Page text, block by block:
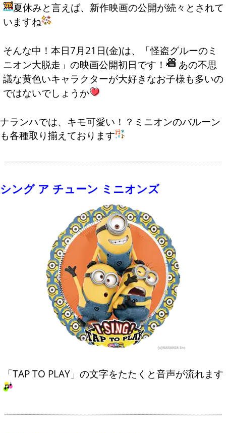
夏休みと言えば、新作映画の公開が続々とされて
いますね
そんな中！本日7月21日(金)は、「怪盗グルーのミ
ニオン大脱走」の映画公開初日です！
あの不思
議な黄色いキャラクターが大好きなお子様も多いの
ではないでしょうか
ナランハでは、キモ可愛い！？ミニオンのバルーン
も各種取り揃えております
シング ア チューン ミニオンズ
「TAP TO PLAY」の文字をたたくと音声が流れます